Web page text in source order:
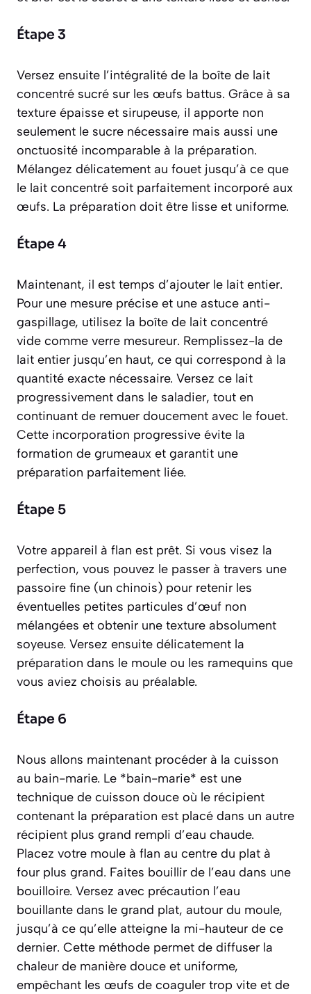
Étape 3
Versez ensuite l’intégralité de la boîte de lait
concentré sucré sur les œufs battus. Grâce à sa
texture épaisse et sirupeuse, il apporte non
seulement le sucre nécessaire mais aussi une
onctuosité incomparable à la préparation.
Mélangez délicatement au fouet jusqu’à ce que
le lait concentré soit parfaitement incorporé aux
œufs. La préparation doit être lisse et uniforme.
Étape 4
Maintenant, il est temps d’ajouter le lait entier.
Pour une mesure précise et une astuce anti-
gaspillage, utilisez la boîte de lait concentré
vide comme verre mesureur. Remplissez-la de
lait entier jusqu’en haut, ce qui correspond à la
quantité exacte nécessaire. Versez ce lait
progressivement dans le saladier, tout en
continuant de remuer doucement avec le fouet.
Cette incorporation progressive évite la
formation de grumeaux et garantit une
préparation parfaitement liée.
Étape 5
Votre appareil à flan est prêt. Si vous visez la
perfection, vous pouvez le passer à travers une
passoire fine (un chinois) pour retenir les
éventuelles petites particules d’œuf non
mélangées et obtenir une texture absolument
soyeuse. Versez ensuite délicatement la
préparation dans le moule ou les ramequins que
vous aviez choisis au préalable.
Étape 6
Nous allons maintenant procéder à la cuisson
au bain-marie. Le *bain-marie* est une
technique de cuisson douce où le récipient
contenant la préparation est placé dans un autre
récipient plus grand rempli d’eau chaude.
Placez votre moule à flan au centre du plat à
four plus grand. Faites bouillir de l’eau dans une
bouilloire. Versez avec précaution l’eau
bouillante dans le grand plat, autour du moule,
jusqu’à ce qu’elle atteigne la mi-hauteur de ce
dernier. Cette méthode permet de diffuser la
chaleur de manière douce et uniforme,
empêchant les œufs de coaguler trop vite et de